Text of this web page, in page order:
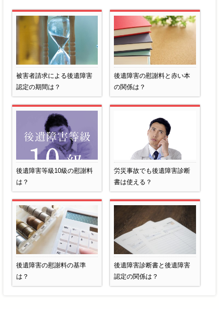
被害者請求による後遺障害
認定の期間は？
後遺障害の慰謝料と赤い本
の関係は？
後遺障害等級10級の慰謝料
は？
労災事故でも後遺障害診断
書は使える？
後遺障害の慰謝料の基準
は？
後遺障害診断書と後遺障害
認定の関係は？